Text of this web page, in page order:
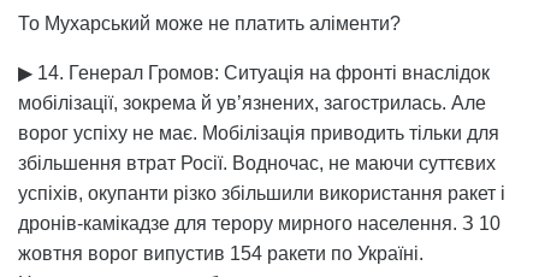
То Мухарський може не платить аліменти?
▶ 14. Генерал Громов: Ситуація на фронті внаслідок
мобілізації, зокрема й увʼязнених, загострилась. Але
ворог успіху не має. Мобілізація приводить тільки для
збільшення втрат Росії. Водночас, не маючи суттєвих
успіхів, окупанти різко збільшили використання ракет і
дронів-камікадзе для терору мирного населення. З 10
жовтня ворог випустив 154 ракети по Україні.